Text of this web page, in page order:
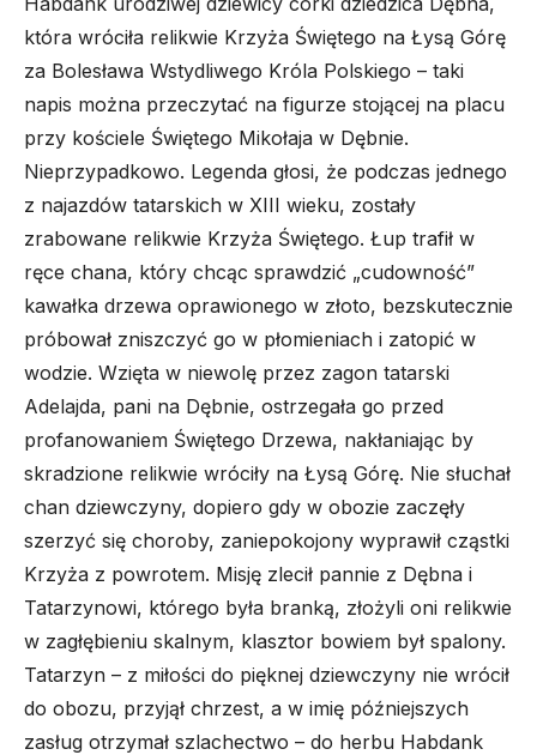
która wróciła relikwie Krzyża Świętego na Łysą Górę
za Bolesława Wstydliwego Króla Polskiego – taki
napis można przeczytać na figurze stojącej na placu
przy kościele Świętego Mikołaja w Dębnie.
Nieprzypadkowo. Legenda głosi, że podczas jednego
z najazdów tatarskich w XIII wieku, zostały
zrabowane relikwie Krzyża Świętego. Łup trafił w
ręce chana, który chcąc sprawdzić „cudowność”
kawałka drzewa oprawionego w złoto, bezskutecznie
próbował zniszczyć go w płomieniach i zatopić w
wodzie. Wzięta w niewolę przez zagon tatarski
Adelajda, pani na Dębnie, ostrzegała go przed
profanowaniem Świętego Drzewa, nakłaniając by
skradzione relikwie wróciły na Łysą Górę. Nie słuchał
chan dziewczyny, dopiero gdy w obozie zaczęły
szerzyć się choroby, zaniepokojony wyprawił cząstki
Krzyża z powrotem. Misję zlecił pannie z Dębna i
Tatarzynowi, którego była branką, złożyli oni relikwie
w zagłębieniu skalnym, klasztor bowiem był spalony.
Tatarzyn – z miłości do pięknej dziewczyny nie wrócił
do obozu, przyjął chrzest, a w imię późniejszych
zasług otrzymał szlachectwo – do herbu Habdank